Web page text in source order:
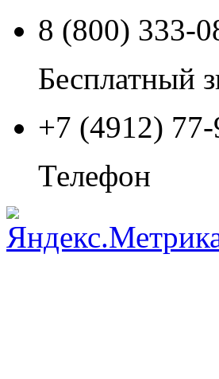
8 (800) 333-
Бесплатный
+7 (4912)
Телефон